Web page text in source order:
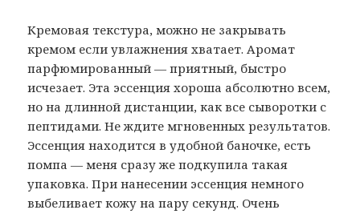
Кремовая текстура, можно не закрывать
кремом если увлажнения хватает. Аромат
парфюмированный — приятный, быстро
исчезает. Эта эссенция хороша абсолютно всем,
но на длинной дистанции, как все сыворотки с
пептидами. Не ждите мгновенных результатов.
Эссенция находится в удобной баночке, есть
помпа — меня сразу же подкупила такая
упаковка. При нанесении эссенция немного
выбеливает кожу на пару секунд. Очень